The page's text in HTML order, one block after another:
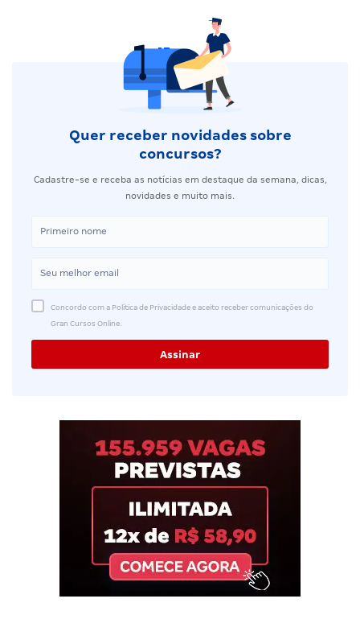
Quer receber novidades sobre
concursos?
Cadastre-se e receba as notícias em destaque da semana, dicas,
novidades e muito mais.
Concordo com a Política de Privacidade e aceito receber comunicações do
Gran Cursos Online.